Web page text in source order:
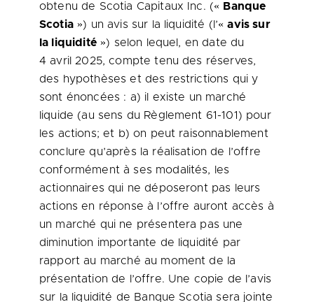
obtenu de Scotia Capitaux Inc. (« Banque
Scotia») un avis sur la liquidité (l’«avis sur
la liquidité») selon lequel, en date du
4 avril 2025, compte tenu des réserves,
des hypothèses et des restrictions qui y
sont énoncées : a) il existe un marché
liquide (au sens du Règlement 61-101) pour
les actions; et b) on peut raisonnablement
conclure qu’après la réalisation de l’offre
conformément à ses modalités, les
actionnaires qui ne déposeront pas leurs
actions en réponse à l’offre auront accès à
un marché qui ne présentera pas une
diminution importante de liquidité par
rapport au marché au moment de la
présentation de l’offre. Une copie de l’avis
sur la liquidité de Banque Scotia sera jointe